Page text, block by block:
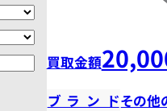
買取金額
ブランドその他